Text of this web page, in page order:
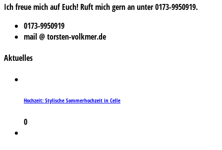
Ich freue mich auf Euch! Ruft mich gern an unter 0173-9950919.
0173-9950919
mail @ torsten-volkmer.de
Aktuelles
Hochzeit: Stylische Sommerhochzeit in Celle
0